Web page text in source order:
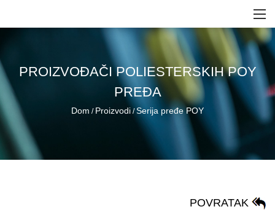
PROIZVOĐAČI POLIESTERSKIH POY
PREĐA
Dom / Proizvodi /Serija pređe POY
POVRATAK